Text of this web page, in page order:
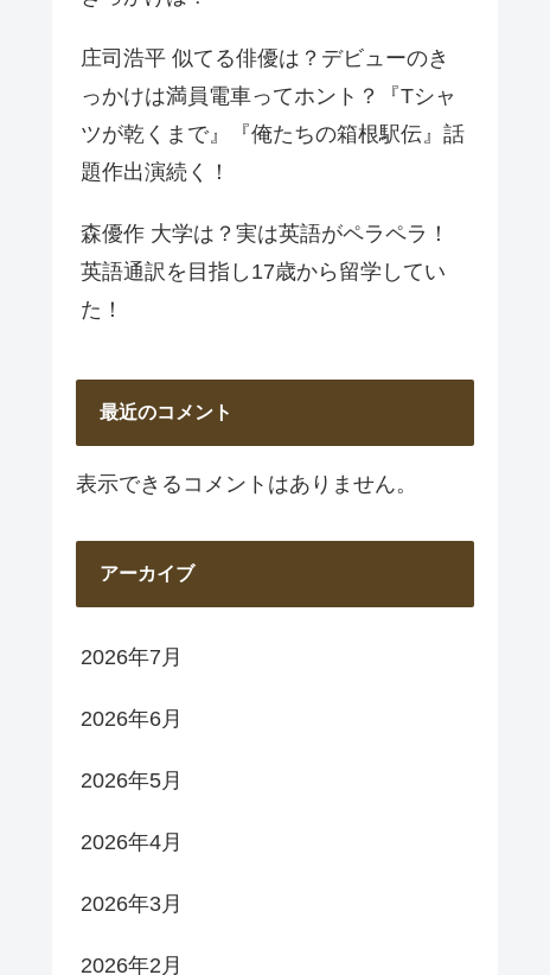
庄司浩平 似てる俳優は？デビューのき
っかけは満員電車ってホント？『Tシャ
ツが乾くまで』『俺たちの箱根駅伝』話
題作出演続く！
森優作 大学は？実は英語がペラペラ！
英語通訳を目指し17歳から留学してい
た！
最近のコメント
表示できるコメントはありません。
アーカイブ
2026年7月
2026年6月
2026年5月
2026年4月
2026年3月
2026年2月